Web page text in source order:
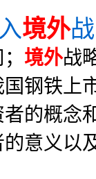
境外
境外战
钢铁上
的概念
意义以